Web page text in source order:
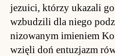
jezuici, którzy uka­zali
wzbu­dzili dla niego
nizowanym imie­niem
wzięli doń en­tu­zjazm